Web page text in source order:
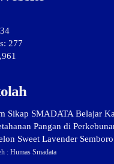
277
Sikap SMADATA Belajar
Pangan di
Sweet Lavender Semboro
: Humas Smadata